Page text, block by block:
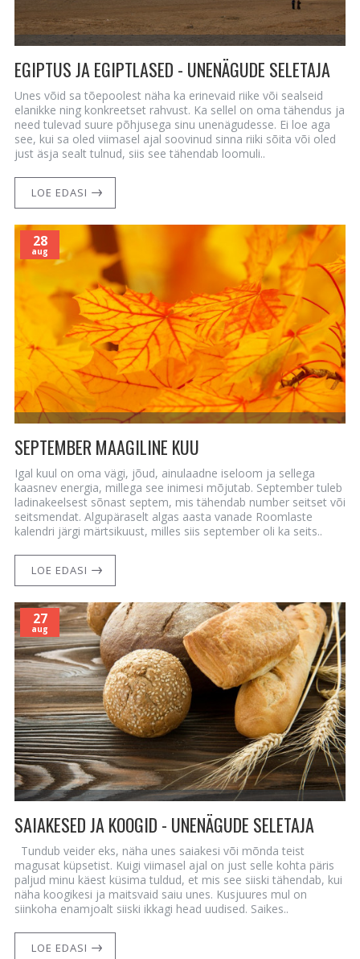
EGIPTUS JA EGIPTLASED - UNENÄGUDE SELETAJA
Unes võid sa tõepoolest näha ka erinevaid riike või sealseid
elanikke ning konkreetset rahvust. Ka sellel on oma tähendus ja
need tulevad suure põhjusega sinu unenägudesse. Ei loe aga
see, kui sa oled viimasel ajal soovinud sinna riiki sõita või oled
just äsja sealt tulnud, siis see tähendab loomuli..
LOE EDASI
28
aug
SEPTEMBER MAAGILINE KUU
Igal kuul on oma vägi, jõud, ainulaadne iseloom ja sellega
kaasnev energia, millega see inimesi mõjutab. September tuleb
ladinakeelsest sõnast septem, mis tähendab number seitset või
seitsmendat. Algupäraselt algas aasta vanade Roomlaste
kalendri järgi märtsikuust, milles siis september oli ka seits..
LOE EDASI
27
aug
SAIAKESED JA KOOGID - UNENÄGUDE SELETAJA
Tundub veider eks, näha unes saiakesi või mõnda teist
magusat küpsetist. Kuigi viimasel ajal on just selle kohta päris
paljud minu käest küsima tuldud, et mis see siiski tähendab, kui
näha koogikesi ja maitsvaid saiu unes. Kusjuures mul on
siinkoha enamjoalt siiski ikkagi head uudised. Saikes..
LOE EDASI